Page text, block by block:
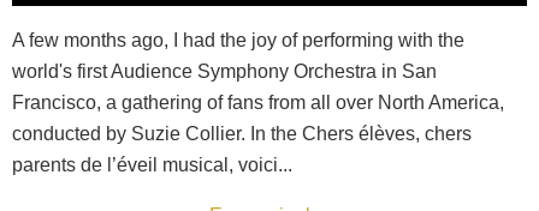
A few months ago, I had the joy of performing with the
world's first Audience Symphony Orchestra in San
Francisco, a gathering of fans from all over North America,
conducted by Suzie Collier. In the Chers élèves, chers
parents de l’éveil musical, voici...